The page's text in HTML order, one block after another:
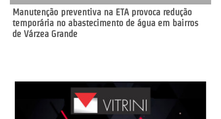
Manutenção preventiva na ETA provoca redução
temporária no abastecimento de água em bairros
de Várzea Grande